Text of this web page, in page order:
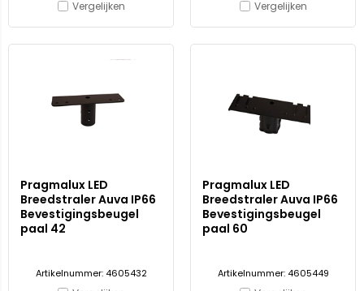
Vergelijken Vergelijken
Pragmalux LED
Breedstraler Auva IP66
Bevestigingsbeugel
paal 42
Artikelnummer: 4605432
Pragmalux LED
Breedstraler Auva IP66
Bevestigingsbeugel
paal 60
Artikelnummer: 4605449